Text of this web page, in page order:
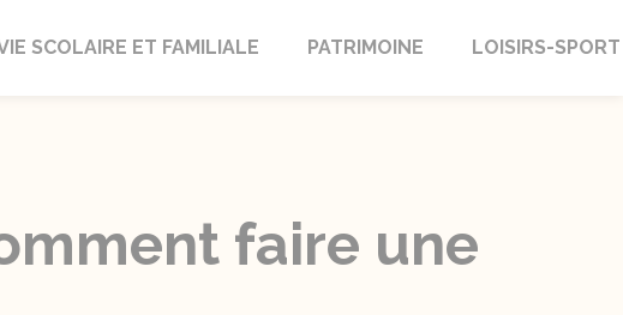
SCOLAIRE ET FAMILIALE PATRIMOINE LOISIRS-SPORT
faire une